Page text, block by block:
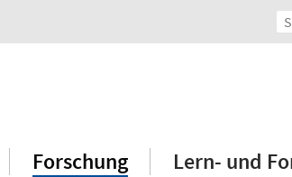
Forschung Lern- und